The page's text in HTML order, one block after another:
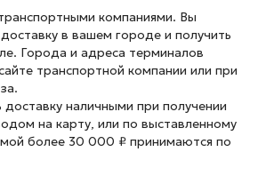
компаниями. Вы
в вашем городе и получить
Города и адреса терминалов
транспортной компании или при
наличными при получении
на карту, или по выставленному
более 30 000 ₽ принимаются по